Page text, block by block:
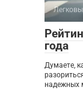
года
Думаете,
надежных